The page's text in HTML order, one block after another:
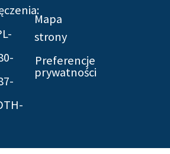
Mapa
strony
Preferencje
prywatności